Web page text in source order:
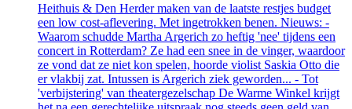
Heithuis & Den Herder maken van de laatste restjes budget
een low cost-aflevering. Met ingetrokken benen. Nieuws: -
Waarom schudde Martha Argerich zo heftig 'nee' tijdens een
concert in Rotterdam? Ze had een snee in de vinger, waardoor
ze vond dat ze niet kon spelen, hoorde violist Saskia Otto die
er vlakbij zat. Intussen is Argerich ziek geworden... - Tot
'verbijstering' van theatergezelschap De Warme Winkel krijgt